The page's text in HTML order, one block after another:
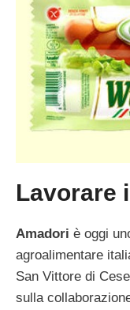
Lavorare
Amadori è oggi
agroalimentare
San Vittore di
sulla